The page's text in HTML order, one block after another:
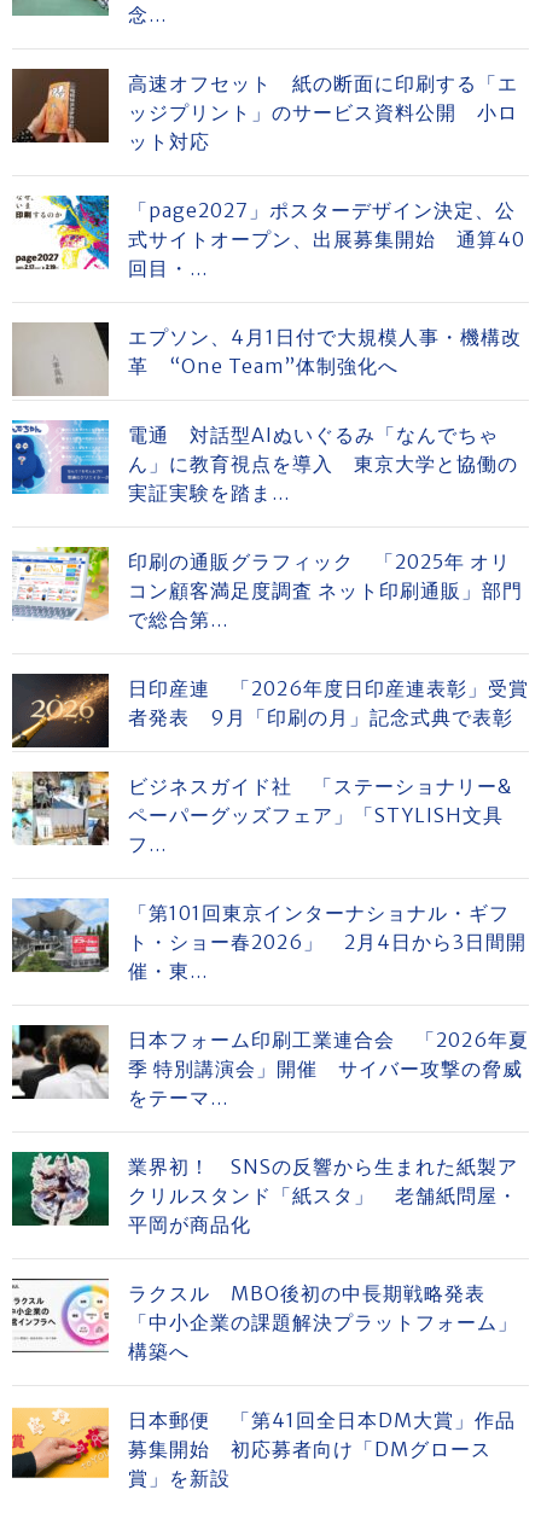
念...
高速オフセット 紙の断面に印刷する「エ
ッジプリント」のサービス資料公開 小ロ
ット対応
「page2027」ポスターデザイン決定、公
式サイトオープン、出展募集開始 通算40
回目・...
エプソン、4月1日付で大規模人事・機構改
革 “One Team”体制強化へ
電通 対話型AIぬいぐるみ「なんでちゃ
ん」に教育視点を導入 東京大学と協働の
実証実験を踏ま...
印刷の通販グラフィック 「2025年 オリ
コン顧客満足度調査 ネット印刷通販」部門
で総合第...
日印産連 「2026年度日印産連表彰」受賞
者発表 9月「印刷の月」記念式典で表彰
ビジネスガイド社 「ステーショナリー&
ペーパーグッズフェア」「STYLISH文具
フ...
「第101回東京インターナショナル・ギフ
ト・ショー春2026」 2月4日から3日間開
催・東...
日本フォーム印刷工業連合会 「2026年夏
季 特別講演会」開催 サイバー攻撃の脅威
をテーマ...
業界初！ SNSの反響から生まれた紙製ア
クリルスタンド「紙スタ」 老舗紙問屋・
平岡が商品化
ラクスル MBO後初の中長期戦略発表
「中小企業の課題解決プラットフォーム」
構築へ
日本郵便 「第41回全日本DM大賞」作品
募集開始 初応募者向け「DMグロース
賞」を新設